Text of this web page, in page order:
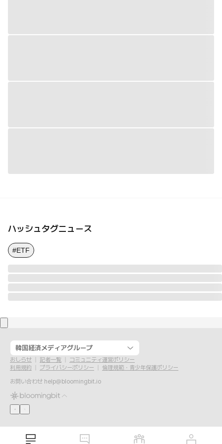
ハッシュタグニュース
#ETF
韓国経済メディアグループ
おしらせ 記者一覧
コミュニティ運営ポリシー
利用規約
プライバシーポリシー
倫理規範・青少年保護ポリシー
お問い合わせ help@bloomingbit.io